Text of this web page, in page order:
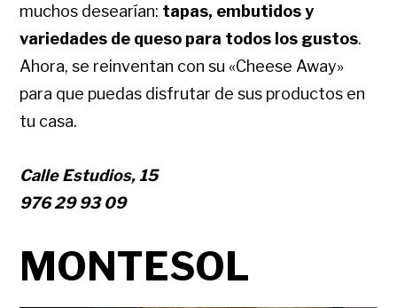
muchos desearían: tapas, embutidos y
variedades de queso para todos los gustos.
Ahora, se reinventan con su «Cheese Away»
para que puedas disfrutar de sus productos en
tu casa.
Calle Estudios, 15
976 29 93 09
MONTESOL